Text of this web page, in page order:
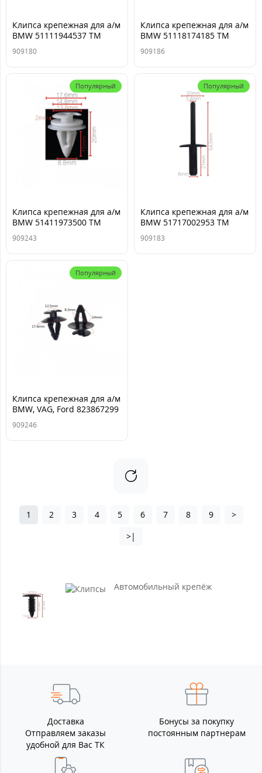
Клипса крепежная для а/м
BMW 51111944537 ТМ
Nord YADA
909180
Клипса крепежная для а/м
BMW 51118174185 ТМ
Nord YADA
909186
Популярный
Клипса крепежная для а/м
BMW 51411973500 ТМ
Nord YADA
909243
Популярный
Клипса крепежная для а/м
BMW 51717002953 ТМ
Nord YADA
909183
Популярный
Клипса крепежная для а/м
BMW, VAG, Ford 823867299
ТМ Nord YADA
909246
1 2 3 4 5 6 7 8 9
>
>|
Автомобильный крепёж
Доставка
Отправляем заказы
удобной для Вас ТК
Бонусы за покупку
постоянным партнерам